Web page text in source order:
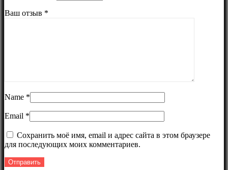
Ваш отзыв *
Name *
Email *
Сохранить моё имя, email и адрес сайта в этом браузере
для последующих моих комментариев.